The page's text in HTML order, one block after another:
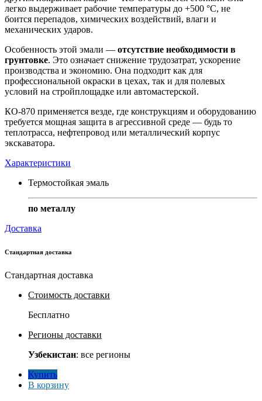
легко выдерживает рабочие температуры до +500 °C, не
боится перепадов, химических воздействий, влаги и
механических ударов.
Особенность этой эмали — отсутствие необходимости в
грунтовке. Это означает снижение трудозатрат, ускорение
производства и экономию. Она подходит как для
профессиональной окраски в цехах, так и для полевых
условий на стройплощадке или автомастерской.
КО-870 применяется везде, где конструкциям и оборудованию
требуется мощная защита в агрессивной среде — будь то
теплотрасса, нефтепровод или металлический корпус
экскаватора.
Характеристики
Термостойкая эмаль
по металлу
Доставка
Стандартная доставка
Стандартная доставка
Стоимость доставки
Бесплатно
Регионы доставки
Узбекистан: все регионы
Купить
В корзину